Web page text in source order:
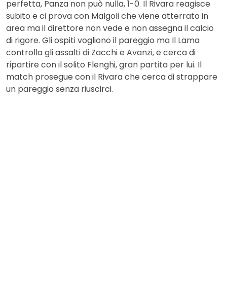
perfetta, Panza non può nulla, 1-0. Il Rivara reagisce
subito e ci prova con Malgoli che viene atterrato in
area ma il direttore non vede e non assegna il calcio
di rigore. Gli ospiti vogliono il pareggio ma Il Lama
controlla gli assalti di Zacchi e Avanzi, e cerca di
ripartire con il solito Flenghi, gran partita per lui. Il
match prosegue con il Rivara che cerca di strappare
un pareggio senza riuscirci.